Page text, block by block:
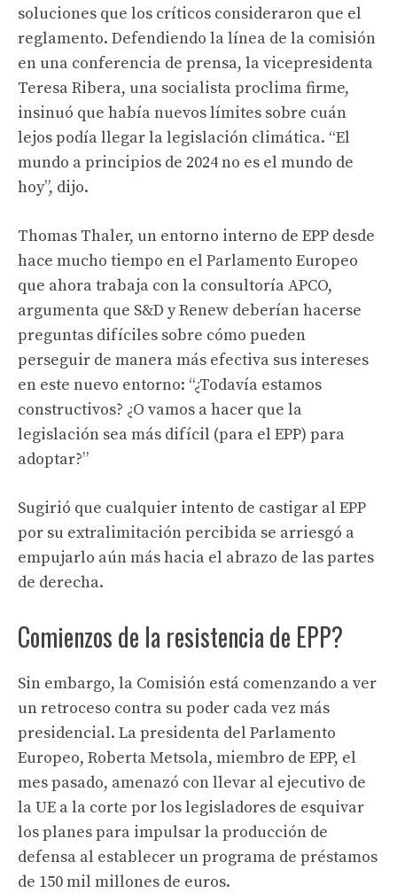
soluciones que los críticos consideraron que el
reglamento. Defendiendo la línea de la comisión
en una conferencia de prensa, la vicepresidenta
Teresa Ribera, una socialista proclima firme,
insinuó que había nuevos límites sobre cuán
lejos podía llegar la legislación climática. “El
mundo a principios de 2024 no es el mundo de
hoy”, dijo.
Thomas Thaler, un entorno interno de EPP desde
hace mucho tiempo en el Parlamento Europeo
que ahora trabaja con la consultoría APCO,
argumenta que S&D y Renew deberían hacerse
preguntas difíciles sobre cómo pueden
perseguir de manera más efectiva sus intereses
en este nuevo entorno: “¿Todavía estamos
constructivos? ¿O vamos a hacer que la
legislación sea más difícil (para el EPP) para
adoptar?”
Sugirió que cualquier intento de castigar al EPP
por su extralimitación percibida se arriesgó a
empujarlo aún más hacia el abrazo de las partes
de derecha.
Comienzos de la resistencia de EPP?
Sin embargo, la Comisión está comenzando a ver
un retroceso contra su poder cada vez más
presidencial. La presidenta del Parlamento
Europeo, Roberta Metsola, miembro de EPP, el
mes pasado, amenazó con llevar al ejecutivo de
la UE a la corte por los legisladores de esquivar
los planes para impulsar la producción de
defensa al establecer un programa de préstamos
de 150 mil millones de euros.